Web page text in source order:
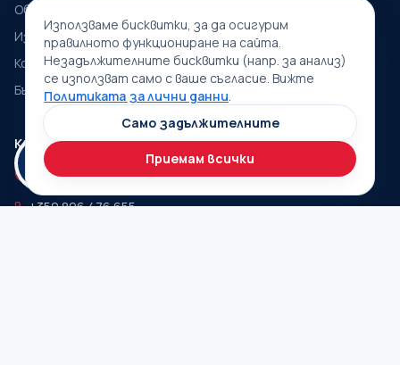
Обратен лизинг
Изкупуване
Контакти
Бързи кредити — кандидатствай
КОНТАКТИ
+359 897 765 335
+359 896 476 655
Използваме бисквитки, за да осигурим
правилното функциониране на сайта.
Незадължителните бисквитки (напр. за анализ)
се използват само с ваше съгласие. Вижте
Политиката за лични данни.
Само задължителните
Приемам всички